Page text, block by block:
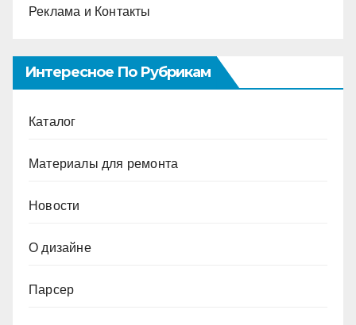
Реклама и Контакты
Интересное По Рубрикам
Каталог
Материалы для ремонта
Новости
О дизайне
Парсер